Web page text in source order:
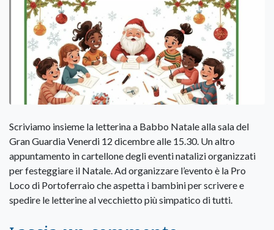
Scriviamo insieme la letterina a Babbo Natale alla sala del
Gran Guardia Venerdi 12 dicembre alle 15.30. Un altro
appuntamento in cartellone degli eventi natalizi organizzati
per festeggiare il Natale. Ad organizzare l’evento è la Pro
Loco di Portoferraio che aspetta i bambini per scrivere e
spedire le letterine al vecchietto più simpatico di tutti.